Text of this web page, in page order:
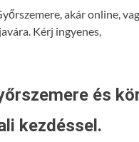
akár online,
Kérj ingyenes,
és
kezdéssel.